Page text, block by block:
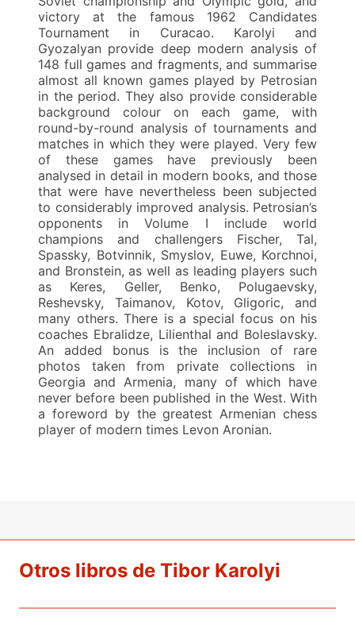
victory at the famous 1962 Candidates
Tournament in Curacao. Karolyi and
Gyozalyan provide deep modern analysis of
148 full games and fragments, and summarise
almost all known games played by Petrosian
in the period. They also provide considerable
background colour on each game, with
round-by-round analysis of tournaments and
matches in which they were played. Very few
of these games have previously been
analysed in detail in modern books, and those
that were have nevertheless been subjected
to considerably improved analysis. Petrosian’s
opponents in Volume I include world
champions and challengers Fischer, Tal,
Spassky, Botvinnik, Smyslov, Euwe, Korchnoi,
and Bronstein, as well as leading players such
as Keres, Geller, Benko, Polugaevsky,
Reshevsky, Taimanov, Kotov, Gligoric, and
many others. There is a special focus on his
coaches Ebralidze, Lilienthal and Boleslavsky.
An added bonus is the inclusion of rare
photos taken from private collections in
Georgia and Armenia, many of which have
never before been published in the West. With
a foreword by the greatest Armenian chess
player of modern times Levon Aronian.
Otros libros de Tibor Karolyi